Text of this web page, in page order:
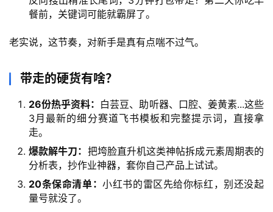
中
网
网
餐前，关键词可能就霸屏了。
老实说，这节奏，对新手是真有点喘不过气。
带走的硬货有啥？
26份热乎资料： 白芸豆、助听器、口腔、姜黄素...这些
3月最新的细分赛道飞书模板和完整提示词，直接拿
走。
爆款解牛刀： 把垮脸直升机这类神帖拆成元素周期表的
分析表，抄作业神器，套你自己产品上试试。
20条保命清单：小红书的雷区先给你标红，别还没起
量号就没了。